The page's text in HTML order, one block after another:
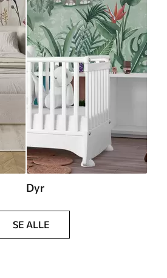
Dyr
SE ALLE